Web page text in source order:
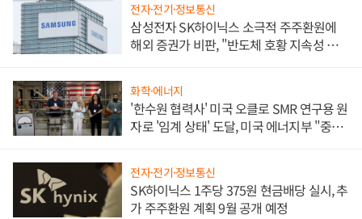
전자·전기·정보통신
삼성전자 SK하이닉스 소극적 주주환원에
해외 증권가 비판, "반도체 호황 지속성 의
화학·에너지
'한수원 협력사' 미국 오클로 SMR 연구용 원
자로 '임계 상태' 도달, 미국 에너지부 "중요
전자·전기·정보통신
SK하이닉스 1주당 375원 현금배당 실시, 추
가 주주환원 계획 9월 공개 예정